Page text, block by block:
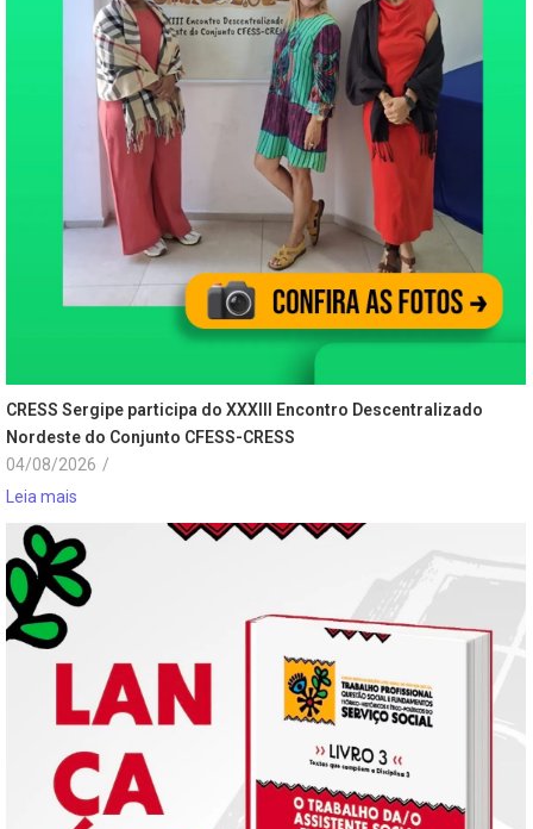
CRESS Sergipe participa do XXXIII Encontro Descentralizado
Nordeste do Conjunto CFESS-CRESS
04/08/2026 /
Leia mais